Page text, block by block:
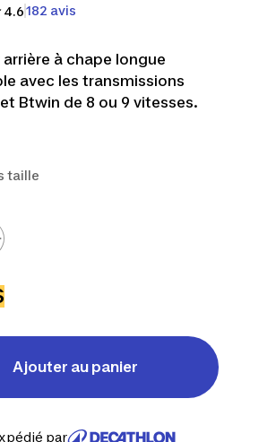
4.6182 avis
arrière à chape longue
avec les transmissions
Btwin de 8 ou 9 vitesses.
taille
Ajouter au panier
par